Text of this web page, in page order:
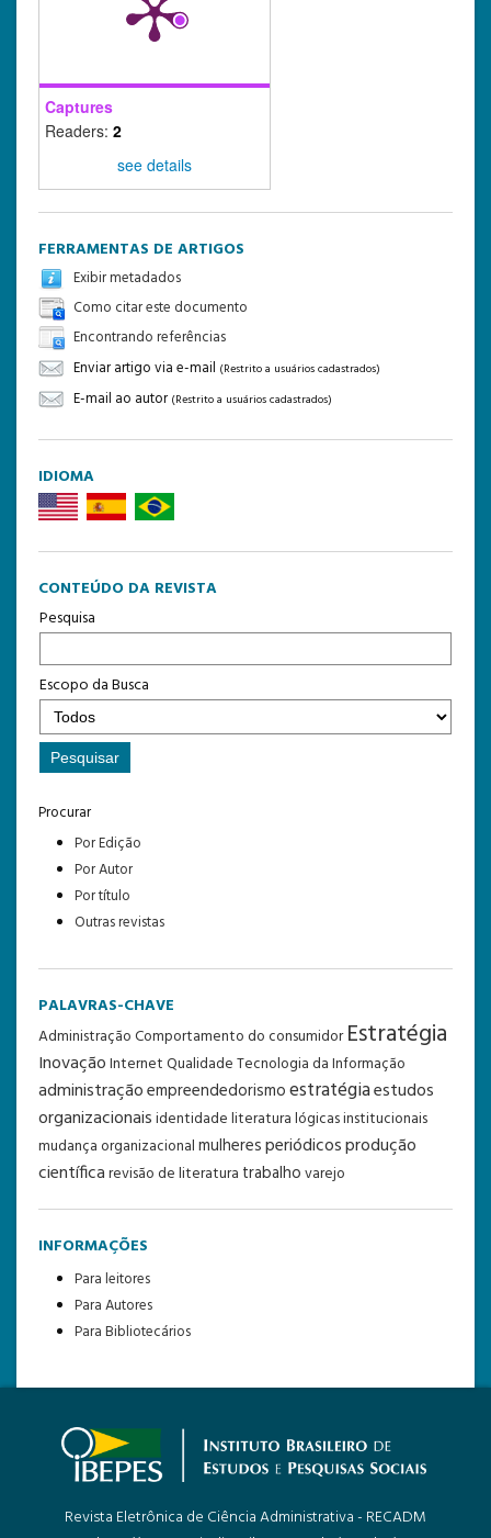
Captures
Readers: 2
see details
FERRAMENTAS DE ARTIGOS
Exibir metadados
Como citar este documento
Encontrando referências
Enviar artigo via e-mail (Restrito a usuários cadastrados)
E-mail ao autor (Restrito a usuários cadastrados)
IDIOMA
CONTEÚDO DA REVISTA
Pesquisa
Escopo da Busca
Procurar
Por Edição
Por Autor
Por título
Outras revistas
PALAVRAS-CHAVE
AdministraçãoComportamento do consumidor Estratégia
InovaçãoInternetQualidadeTecnologia da Informação
administraçãoempreendedorismoestratégiaestudos
organizacionaisidentidadeliteraturalógicas institucionais
mudança organizacionalmulheresperiódicosprodução
científicarevisão de literatura trabalhovarejo
INFORMAÇÕES
Para leitores
Para Autores
Para Bibliotecários
Revista Eletrônica de Ciência Administrativa - RECADM